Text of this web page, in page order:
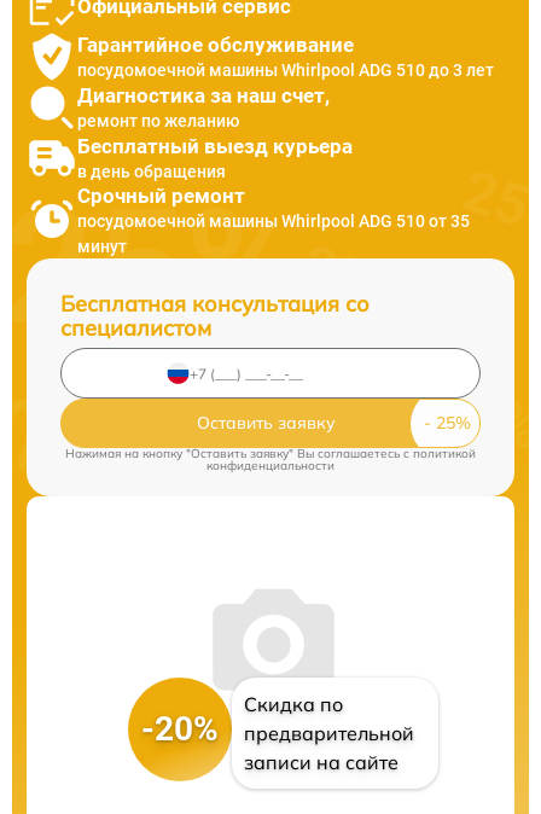
Официальный сервис
Гарантийное обслуживание
посудомоечной машины Whirlpool ADG 510 до 3 лет
Диагностика за наш счет,
ремонт по желанию
Бесплатный выезд курьера
в день обращения
Срочный ремонт
посудомоечной машины Whirlpool ADG 510 от 35
минут
Бесплатная консультация со
специалистом
Оставить заявку
Нажимая на кнопку "Оставить заявку" Вы соглашаетесь c политикой
конфиденциальности
-20%
Скидка по
предварительной
записи на сайте